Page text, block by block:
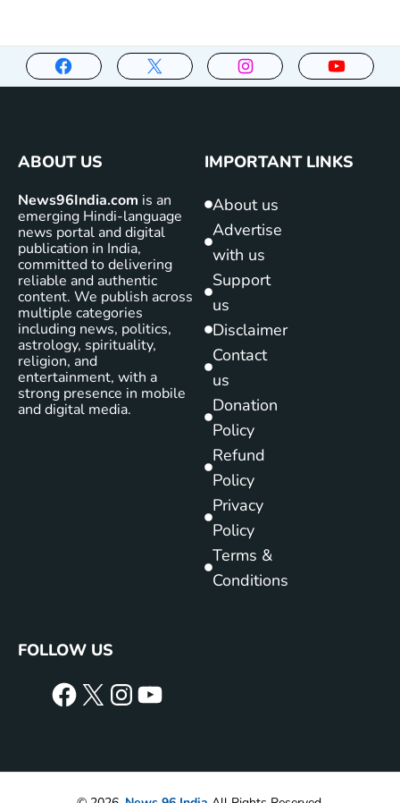
ABOUT US
News96India.com is an
emerging Hindi-language
news portal and digital
publication in India,
committed to delivering
reliable and authentic
content. We publish across
multiple categories
including news, politics,
astrology, spirituality,
religion, and
entertainment, with a
strong presence in mobile
and digital media.
IMPORTANT LINKS
About us
Advertise
with us
Support
us
Disclaimer
Contact
us
Donation
Policy
Refund
Policy
Privacy
Policy
Terms &
Conditions
FOLLOW US